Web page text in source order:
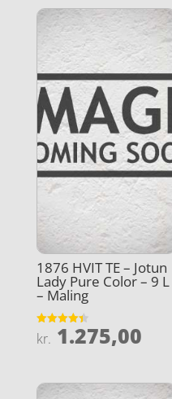
1876 HVIT TE – Jotun
Lady Pure Color – 9 L
– Maling
Vurderet
4.4
kr. 1.275,00